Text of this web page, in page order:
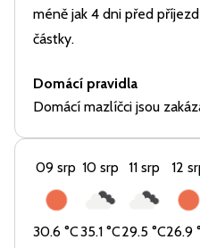
méně jak 4 dni před
částky.
Domácí pravidla
Domácí mazlíčci jsou
09 srp
30.6 °C
10 srp
35.1°C
11 srp
29.5 °C
12
26.9